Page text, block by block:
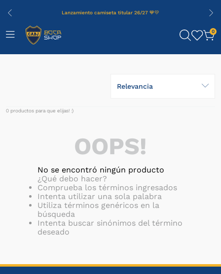
Lanzamiento camiseta titular 26/27 💙💛
0
Relevancia
0 productos
OOPS!
No se encontró ningún producto
¿Qué debo hacer?
Comprueba los términos ingresados
Intenta utilizar una sola palabra
Utiliza términos genéricos en la
búsqueda
Intenta buscar sinónimos del término
deseado